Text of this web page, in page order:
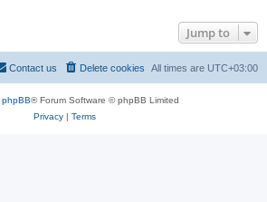
Jump to
All times are UTC+03:00
Delete cookies
Contact us
phpBB® Forum Software © phpBB Limited
Privacy| Terms